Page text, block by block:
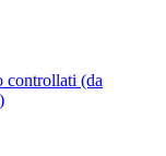
controllati (da